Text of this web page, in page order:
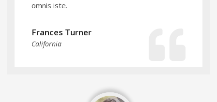
omnis iste.
Frances Turner
California